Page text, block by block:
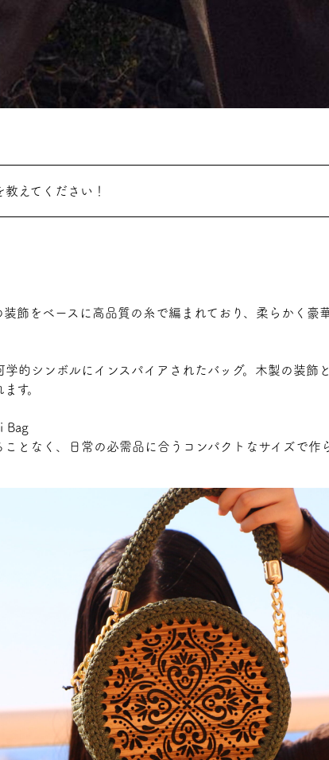
えてください！
飾をベースに高品質の糸で編まれており、柔らかく豪
学的シンボルにインスパイアされたバッグ。木製の装飾
す。
Bag
となく、日常の必需品に合うコンパクトなサイズで作